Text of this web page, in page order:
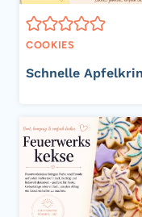
COOKIES
Schnelle